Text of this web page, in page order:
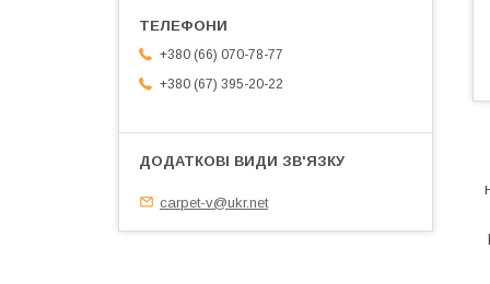
+380 (66) 070-78-77
+380 (67) 395-20-22
carpet-v@ukr.net